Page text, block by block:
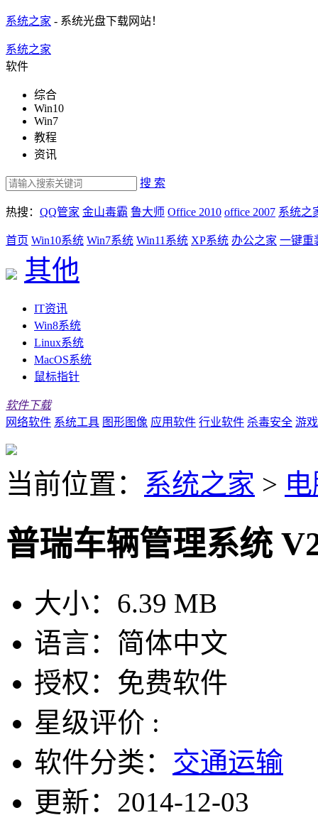
系统之家 - 系统光盘下载网站！
系统之家
软件
综合
Win10
Win7
教程
资讯
搜 索
热搜： QQ管家 金山毒霸 鲁大师 Office 2010 office 2007 系统之
首页 Win10系统 Win7系统 Win11系统 XP系统 办公之家 一键重
其他
IT资讯
Win8系统
Linux系统
MacOS系统
鼠标指针
软件下载
网络软件 系统工具 图形图像 应用软件 行业软件 杀毒安全 游
当前位置： 系统之家 >
普瑞车辆管理系统
大小： 6.39 MB
语言： 简体中文
授权： 免费软件
星级评价 :
软件分类： 交通运输
更新： 2014-12-03